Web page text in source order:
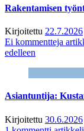
Rakentamisen
Kirjoitettu 22.7.2026
Ei kommentteja
edelleen
Asiantuntija:
Kirjoitettu 30.6.2026